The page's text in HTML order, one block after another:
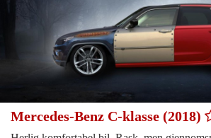
Mercedes-Benz C-klasse (2018)